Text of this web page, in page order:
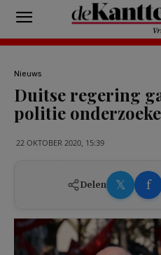
Nieuws
Duitse regering
politie
22 OKTOBER 2020, 15:39
Delen 𝕏 f